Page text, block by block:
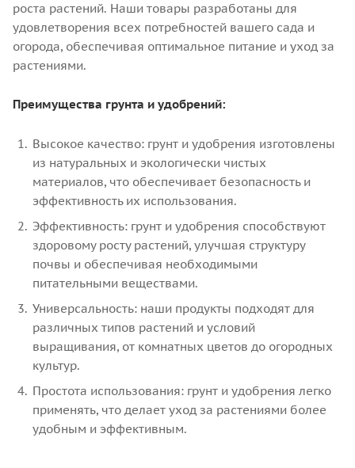
роста растений. Наши товары разработаны для
удовлетворения всех потребностей вашего сада и
огорода, обеспечивая оптимальное питание и уход за
растениями.
Преимущества грунта и удобрений:
Высокое качество: грунт и удобрения изготовлены
из натуральных и экологически чистых
материалов, что обеспечивает безопасность и
эффективность их использования.
Эффективность: грунт и удобрения способствуют
здоровому росту растений, улучшая структуру
почвы и обеспечивая необходимыми
питательными веществами.
Универсальность: наши продукты подходят для
различных типов растений и условий
выращивания, от комнатных цветов до огородных
культур.
Простота использования: грунт и удобрения легко
применять, что делает уход за растениями более
удобным и эффективным.